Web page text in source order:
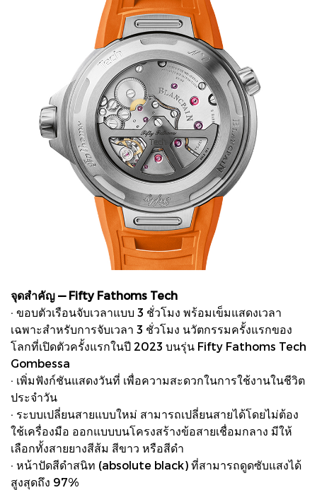
จุดสำคัญ — Fifty Fathoms Tech
· ขอบตัวเรือนจับเวลาแบบ 3 ชั่วโมง พร้อมเข็มแสดงเวลา
เฉพาะสำหรับการจับเวลา 3 ชั่วโมง นวัตกรรมครั้งแรกของ
โลกที่เปิดตัวครั้งแรกในปี 2023 บนรุ่น Fifty Fathoms Tech
Gombessa
· เพิ่มฟังก์ชันแสดงวันที่ เพื่อความสะดวกในการใช้งานในชีวิต
ประจำวัน
· ระบบเปลี่ยนสายแบบใหม่ สามารถเปลี่ยนสายได้โดยไม่ต้อง
ใช้เครื่องมือ ออกแบบบนโครงสร้างข้อสายเชื่อมกลาง มีให้
เลือกทั้งสายยางสีส้ม สีขาว หรือสีดำ
· หน้าปัดสีดำสนิท (absolute black) ที่สามารถดูดซับแสงได้
สูงสุดถึง 97%